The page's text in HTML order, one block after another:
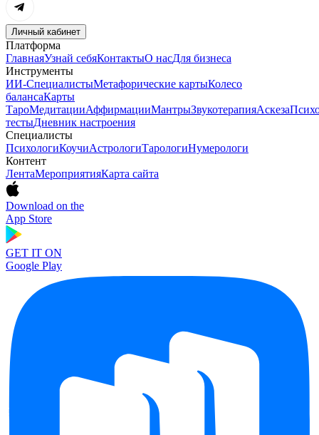
Личный кабинет
Платформа
ГлавнаяУзнай себяКонтактыО насДля бизнеса
Инструменты
ИИ-СпециалистыМетафорические картыКолесо
балансаКарты
ТароМедитацииАффирмацииМантрыЗвукотерапияАскеза
тестыДневник настроения
Специалисты
ПсихологиКоучиАстрологиТарологиНумерологи
Контент
ЛентаМероприятияКарта сайта
Download on the
App Store
GET IT ON
Google Play